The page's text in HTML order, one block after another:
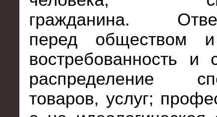
гражданина.
перед обществом
востребованность
распределение
товаров, услуг;